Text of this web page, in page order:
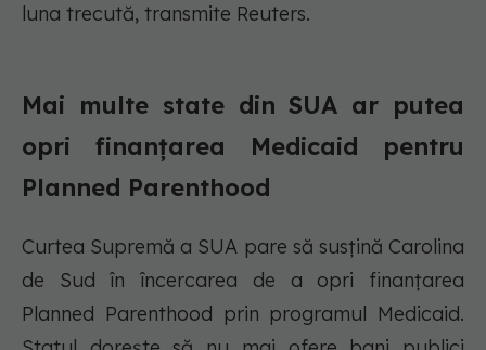
luna trecută, transmite Reuters.
Mai multe state din SUA ar putea
opri finanțarea Medicaid pentru
Planned Parenthood
Curtea Supremă a SUA pare să susțină Carolina
de Sud în încercarea de a opri finanțarea
Planned Parenthood prin programul Medicaid.